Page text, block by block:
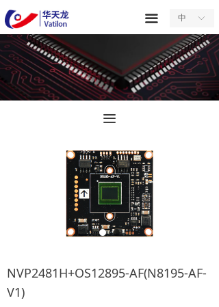
끀
首页
关于我们
产品中心
ꀅ
中
NVP2481H+OS12895-AF(N8195-AF-
V1)
끀